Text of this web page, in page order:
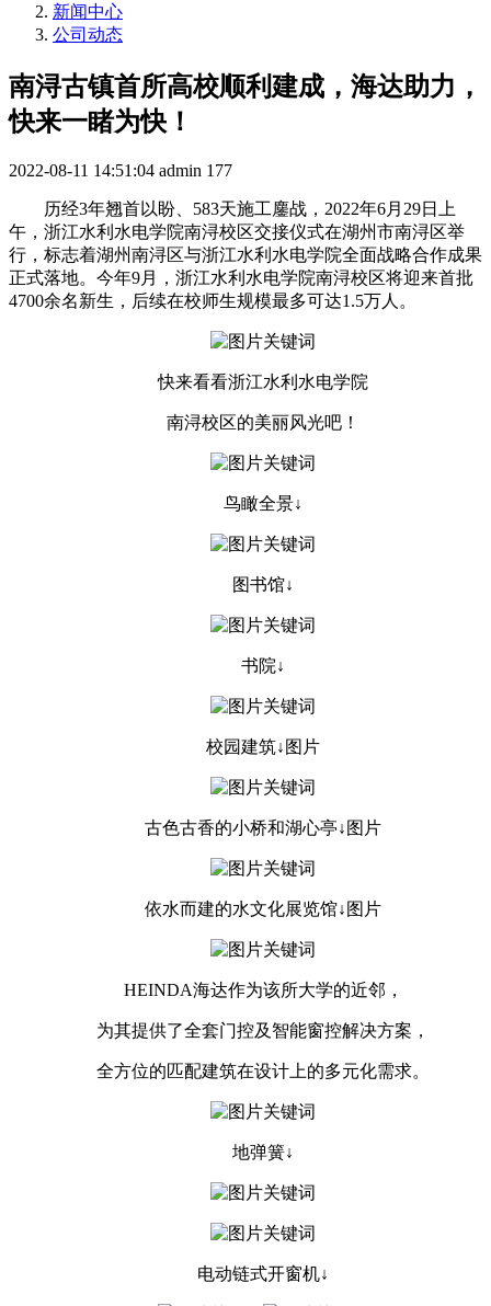
新闻中心
公司动态
南浔古镇首所高校顺利建成，海达助力，
快来一睹为快！
2022-08-11 14:51:04 admin 177
历经3年翘首以盼、583天施工鏖战，2022年6月29日上
午，浙江水利水电学院南浔校区交接仪式在湖州市南浔区举
行，标志着湖州南浔区与浙江水利水电学院全面战略合作成果
正式落地。今年9月，浙江水利水电学院南浔校区将迎来首批
4700余名新生，后续在校师生规模最多可达1.5万人。
快来看看浙江水利水电学院
南浔校区的美丽风光吧！
鸟瞰全景↓
图书馆↓
书院↓
校园建筑↓图片
古色古香的小桥和湖心亭↓图片
依水而建的水文化展览馆↓图片
HEINDA海达作为该所大学的近邻，
为其提供了全套门控及智能窗控解决方案，
全方位的匹配建筑在设计上的多元化需求。
地弹簧↓
电动链式开窗机↓